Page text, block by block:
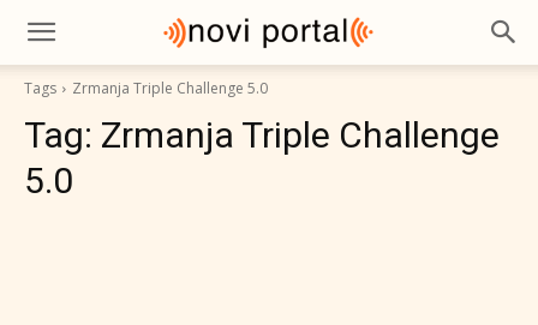
Tags Zrmanja Triple Challenge 5.0
Tag: Zrmanja Triple Challenge
5.0